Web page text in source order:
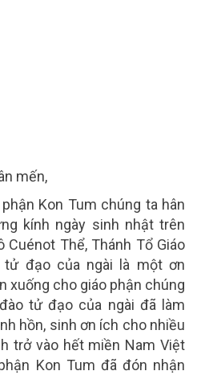
mến,
Kon Tum chúng ta hân
kính ngày sinh nhật trên
Cuénot Thể, Thánh Tổ Giáo
tử đạo của ngài là một ơn
xuống cho giáo phận chúng
tử đạo của ngài đã làm
hồn, sinh ơn ích cho nhiều
trở vào hết miền Nam Việt
Kon Tum đã đón nhận